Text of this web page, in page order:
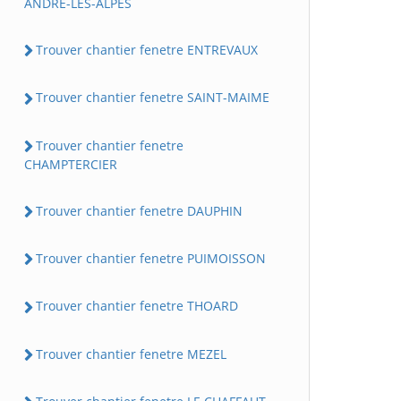
Trouver chantier fenetre ENTREVAUX
Trouver chantier fenetre SAINT-MAIME
Trouver chantier fenetre
CHAMPTERCIER
Trouver chantier fenetre DAUPHIN
Trouver chantier fenetre PUIMOISSON
Trouver chantier fenetre THOARD
Trouver chantier fenetre MEZEL